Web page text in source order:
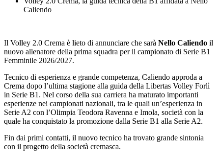
Caliendo
Il Volley 2.0 Crema è lieto di annunciare che sarà Nello Caliendo il
nuovo allenatore della prima squadra per il campionato di Serie B1
Femminile 2026/2027.
Tecnico di esperienza e grande competenza, Caliendo approda a
Crema dopo l’ultima stagione alla guida della Libertas Volley Forlì
in Serie B1. Nel corso della sua carriera ha maturato importanti
esperienze nei campionati nazionali, tra le quali un’esperienza in
Serie A2 con l’Olimpia Teodora Ravenna e Imola, società con la
quale ha conquistato la promozione dalla Serie B1 alla Serie A2.
Fin dai primi contatti, il nuovo tecnico ha trovato grande sintonia
con il progetto della società cremasca.